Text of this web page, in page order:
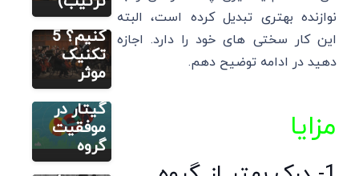
نوازنده بهتری تبدیل کرده است، البته
این کار سختی های خود را دارد. اجازه
دهید در ادامه توضیح دهم.
مزایا
را حفظ
کنیم؟ 5
تکنیک
موثر
راهنمای
راه‌اندازی
گروه
موسیقی و
نقش
گیتار در
موفقیت
گروه
مطالب متنوع
دیگر
موسیقی
جاز شامل
چه
سازهایی
مطالب متنوع
دیگر
چطور